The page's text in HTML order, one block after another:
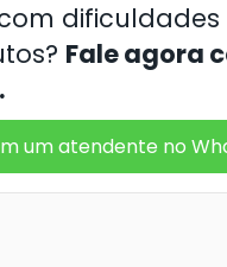
Fale agora
um atendente no